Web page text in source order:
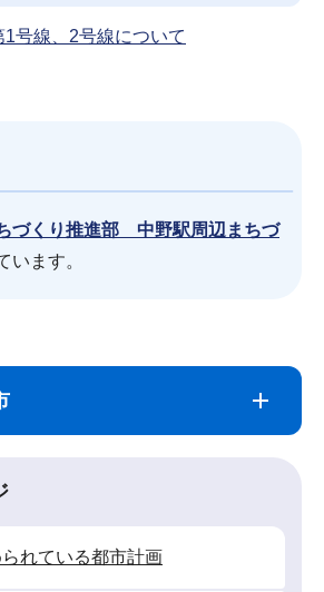
号線、2号線について
づくり推進部 中野駅周辺まちづ
います。
れている都市計画